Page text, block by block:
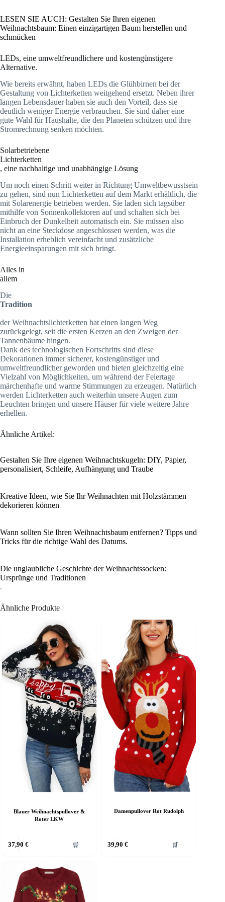
LESEN SIE AUCH: Gestalten Sie Ihren eigenen
Weihnachtsbaum: Einen einzigartigen Baum herstellen und
schmücken
LEDs, eine umweltfreundlichere und kostengünstigere
Alternative.
Wie bereits erwähnt, haben LEDs die Glühbirnen bei der
Gestaltung von Lichterketten weitgehend ersetzt. Neben ihrer
langen Lebensdauer haben sie auch den Vorteil, dass sie
deutlich weniger Energie verbrauchen. Sie sind daher eine
gute Wahl für Haushalte, die den Planeten schützen und ihre
Stromrechnung senken möchten.
Solarbetriebene
Lichterketten
, eine nachhaltige und unabhängige Lösung
Um noch einen Schritt weiter in Richtung Umweltbewusstsein
zu gehen, sind nun Lichterketten auf dem Markt erhältlich, die
mit Solarenergie betrieben werden. Sie laden sich tagsüber
mithilfe von Sonnenkollektoren auf und schalten sich bei
Einbruch der Dunkelheit automatisch ein. Sie müssen also
nicht an eine Steckdose angeschlossen werden, was die
Installation erheblich vereinfacht und zusätzliche
Energieeinsparungen mit sich bringt.
Alles in
allem
Die
Tradition
der Weihnachtslichterketten hat einen langen Weg
zurückgelegt, seit die ersten Kerzen an den Zweigen der
Tannenbäume hingen.
Dank des technologischen Fortschritts sind diese
Dekorationen immer sicherer, kostengünstiger und
umweltfreundlicher geworden und bieten gleichzeitig eine
Vielzahl von Möglichkeiten, um während der Feiertage
märchenhafte und warme Stimmungen zu erzeugen. Natürlich
werden Lichterketten auch weiterhin unsere Augen zum
Leuchten bringen und unsere Häuser für viele weitere Jahre
erhellen.
Ähnliche Artikel:
Gestalten Sie Ihre eigenen Weihnachtskugeln: DIY, Papier,
personalisiert, Schleife, Aufhängung und Traube
Kreative Ideen, wie Sie Ihr Weihnachten mit Holzstämmen
dekorieren können
Wann sollten Sie Ihren Weihnachtsbaum entfernen? Tipps und
Tricks für die richtige Wahl des Datums.
Die unglaubliche Geschichte der Weihnachtssocken:
Ursprünge und Traditionen
.
Ähnliche Produkte
Blauer Weihnachtspullover &
Roter LKW
37,90 € 🛒
Damenpullover Rot Rudolph
39,90 € 🛒
Produkt